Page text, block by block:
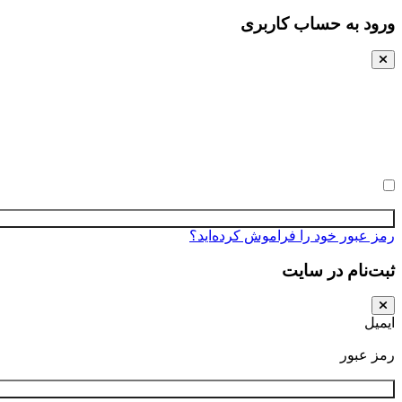
ورود به حساب کاربری
رمز عبور خود را فراموش کرده‌اید؟
ثبت‌نام در سایت
ایمیل
رمز عبور